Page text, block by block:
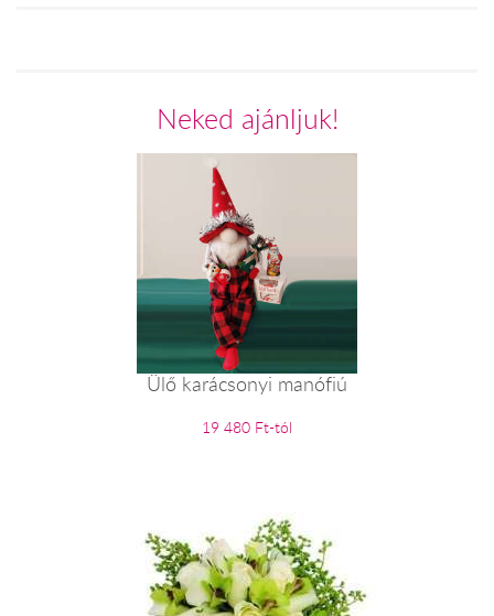
Neked ajánljuk!
Ülő karácsonyi manófiú
19 480 Ft-tól